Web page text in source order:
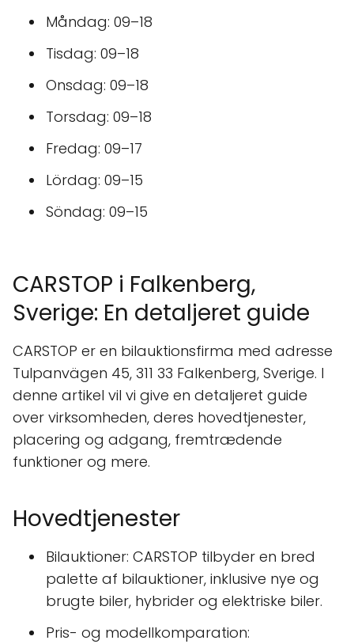
Måndag: 09–18
Tisdag: 09–18
Onsdag: 09–18
Torsdag: 09–18
Fredag: 09–17
Lördag: 09–15
Söndag: 09–15
CARSTOP i Falkenberg,
Sverige: En detaljeret guide
CARSTOP er en bilauktionsfirma med adresse
Tulpanvägen 45, 311 33 Falkenberg, Sverige. I
denne artikel vil vi give en detaljeret guide
over virksomheden, deres hovedtjenester,
placering og adgang, fremtrædende
funktioner og mere.
Hovedtjenester
Bilauktioner: CARSTOP tilbyder en bred
palette af bilauktioner, inklusive nye og
brugte biler, hybrider og elektriske biler.
Pris- og modellkomparation: